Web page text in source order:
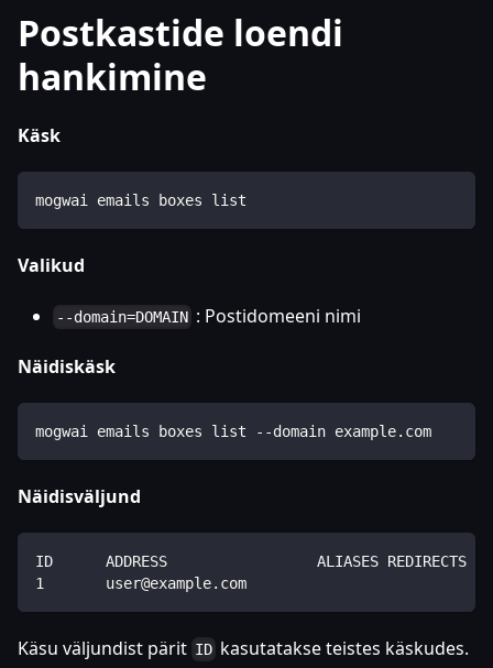
Postkastide loendi
hankimine
Käsk
mogwai emails boxes list
Valikud
--domain=DOMAIN : Postidomeeni nimi
Näidiskäsk
mogwai emails boxes list --domain example.com
Näidisväljund
ID      ADDRESS                 ALIASES REDIRECTS
1       user@example.com
Käsu väljundist pärit ID kasutatakse teistes käskudes.